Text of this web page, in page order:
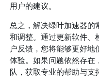
用户的建议。
总之，解决绿叶加速器的
和调整。通过更新软件、
户反馈，您将能够更好
体验。如果问题依然存在
队，获取专业的帮助与支